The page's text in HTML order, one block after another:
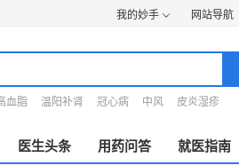
我的妙手 网站导航
血脂 温阳补肾 冠心病 中风 皮炎湿疹
医生头条 用药问答 就医指南